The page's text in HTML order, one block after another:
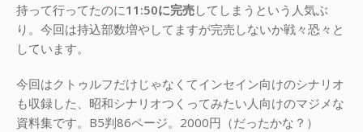
持って行ってたのに11:50に完売してしまうという人気ぶ
り。今回は持込部数増やしてますが完売しないか戦々恐々と
しています。
今回はクトゥルフだけじゃなくてインセイン向けのシナリオ
も収録した、昭和シナリオつくってみたい人向けのマジメな
資料集です。B5判86ページ。2000円（だったかな？）